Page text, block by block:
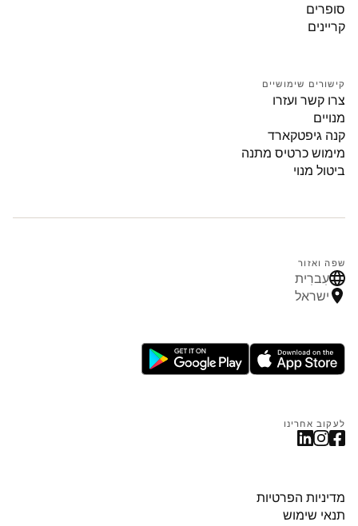
סופרים
קריינים
קישורים שימושיים
צרו קשר ועזרו
מנויים
קנה גיפטקארד
מימוש כרטיס מתנה
ביטול מנוי
שפה ואזור
עִברִית
ישראל
לעקוב אחרינו
מדיניות הפרטיות
תנאי שימוש